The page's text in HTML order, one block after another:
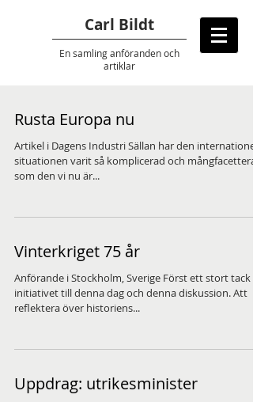
Carl Bildt
En samling anförandenoch
artiklar
Rusta Europa nu
Artikel i Dagens Industri Sällan har den
situationen varit så komplicerad och
som den vi nu är...
Vinterkriget 75 år
Anförande i Stockholm, Sverige Först ett stort tack
initiativet till denna dag och denna diskussion. Att
reflektera över historiens...
Uppdrag: utrikesminister